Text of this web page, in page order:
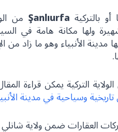
بالتركية Şanlıurfa من
ولها مكانة هامة في
مدينة الأنبياء وهو ما زاد من
التركية يمكن قراءة
تاريخية وسياحية في مدينة
العقارات ضمن ولاية